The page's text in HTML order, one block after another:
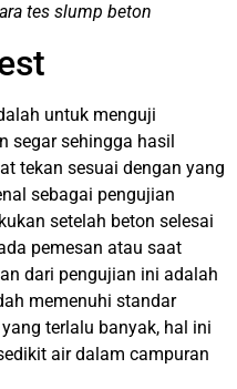
tes slump beton
untuk menguji
segar sehingga hasil
tekan sesuai dengan yang
sebagai pengujian
setelah beton selesai
pemesan atau saat
dari pengujian ini adalah
memenuhi standar
terlalu banyak, hal ini
air dalam campuran